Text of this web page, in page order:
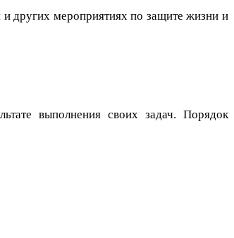
других мероприятиях по защите жизни и
выполнения своих задач. Порядок